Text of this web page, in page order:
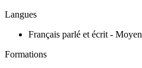
Langues
Français parlé et écrit - Moyen
Formations